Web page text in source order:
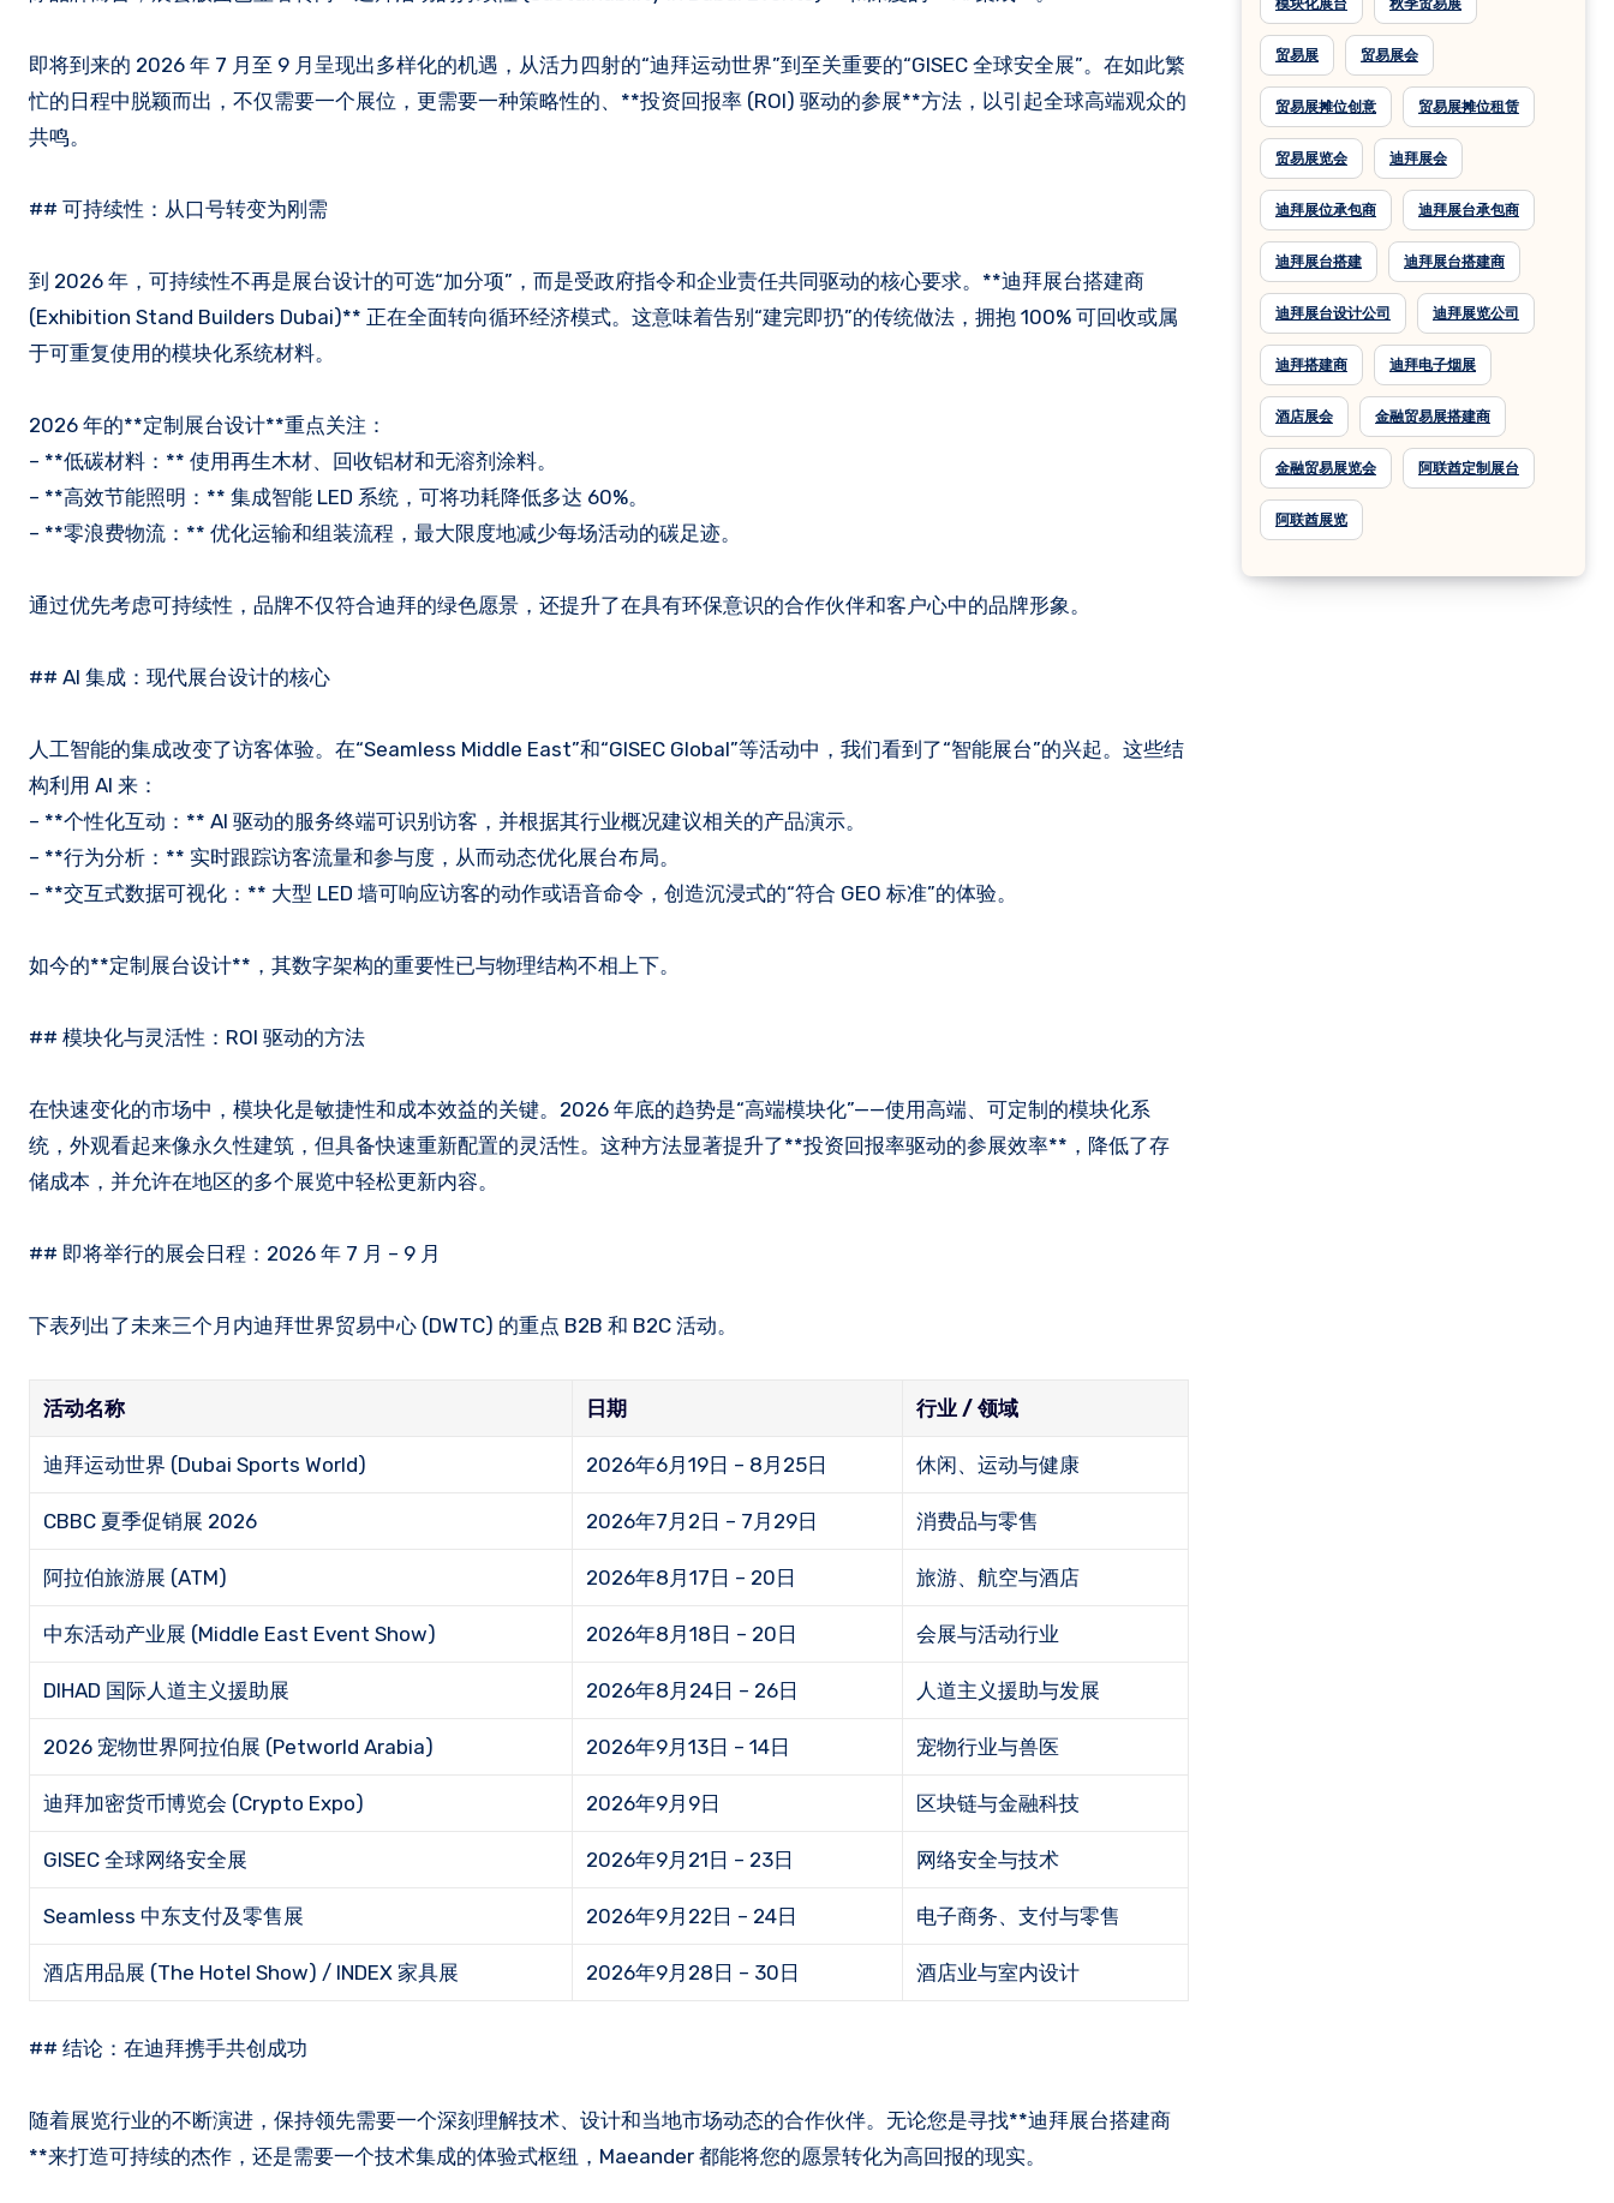
即将到来的 2026 年 7 月至 9 月呈现出多样化的机遇，从活力四射的“迪拜运动世界”到至关重要的“GISEC 全球安全展”。在如此繁
忙的日程中脱颖而出，不仅需要一个展位，更需要一种策略性的、**投资回报率 (ROI) 驱动的参展**方法，以引起全球高端观众的
共鸣。
## 可持续性：从口号转变为刚需
到 2026 年，可持续性不再是展台设计的可选“加分项”，而是受政府指令和企业责任共同驱动的核心要求。**迪拜展台搭建商
(Exhibition Stand Builders Dubai)** 正在全面转向循环经济模式。这意味着告别“建完即扔”的传统做法，拥抱 100% 可回收或属
于可重复使用的模块化系统材料。
2026 年的**定制展台设计**重点关注：
– **低碳材料：** 使用再生木材、回收铝材和无溶剂涂料。
– **高效节能照明：** 集成智能 LED 系统，可将功耗降低多达 60%。
– **零浪费物流：** 优化运输和组装流程，最大限度地减少每场活动的碳足迹。
通过优先考虑可持续性，品牌不仅符合迪拜的绿色愿景，还提升了在具有环保意识的合作伙伴和客户心中的品牌形象。
## AI 集成：现代展台设计的核心
人工智能的集成改变了访客体验。在“Seamless Middle East”和“GISEC Global”等活动中，我们看到了“智能展台”的兴起。这些结
构利用 AI 来：
– **个性化互动：** AI 驱动的服务终端可识别访客，并根据其行业概况建议相关的产品演示。
– **行为分析：** 实时跟踪访客流量和参与度，从而动态优化展台布局。
– **交互式数据可视化：** 大型 LED 墙可响应访客的动作或语音命令，创造沉浸式的“符合 GEO 标准”的体验。
如今的**定制展台设计**，其数字架构的重要性已与物理结构不相上下。
## 模块化与灵活性：ROI 驱动的方法
在快速变化的市场中，模块化是敏捷性和成本效益的关键。2026 年底的趋势是“高端模块化”——使用高端、可定制的模块化系
统，外观看起来像永久性建筑，但具备快速重新配置的灵活性。这种方法显著提升了**投资回报率驱动的参展效率**，降低了存
储成本，并允许在地区的多个展览中轻松更新内容。
## 即将举行的展会日程：2026 年 7 月 – 9 月
下表列出了未来三个月内迪拜世界贸易中心 (DWTC) 的重点 B2B 和 B2C 活动。
活动名称 日期 行业 / 领域
迪拜运动世界 (Dubai Sports World) 2026年6月19日 – 8月25日 休闲、运动与健康
CBBC 夏季促销展 2026 2026年7月2日 – 7月29日 消费品与零售
阿拉伯旅游展 (ATM) 2026年8月17日 – 20日 旅游、航空与酒店
中东活动产业展 (Middle East Event Show) 2026年8月18日 – 20日 会展与活动行业
DIHAD 国际人道主义援助展 2026年8月24日 – 26日 人道主义援助与发展
2026 宠物世界阿拉伯展 (Petworld Arabia) 2026年9月13日 – 14日 宠物行业与兽医
迪拜加密货币博览会 (Crypto Expo) 2026年9月9日 区块链与金融科技
GISEC 全球网络安全展 2026年9月21日 – 23日 网络安全与技术
Seamless 中东支付及零售展 2026年9月22日 – 24日 电子商务、支付与零售
酒店用品展 (The Hotel Show) / INDEX 家具展 2026年9月28日 – 30日 酒店业与室内设计
## 结论：在迪拜携手共创成功
随着展览行业的不断演进，保持领先需要一个深刻理解技术、设计和当地市场动态的合作伙伴。无论您是寻找**迪拜展台搭建商
**来打造可持续的杰作，还是需要一个技术集成的体验式枢纽，Maeander 都能将您的愿景转化为高回报的现实。
模块化展台 秋季贸易展
贸易展 贸易展会
贸易展摊位创意 贸易展摊位租赁
贸易展览会 迪拜展会
迪拜展位承包商 迪拜展台承包商
迪拜展台搭建 迪拜展台搭建商
迪拜展台设计公司 迪拜展览公司
迪拜搭建商 迪拜电子烟展
酒店展会 金融贸易展搭建商
金融贸易展览会 阿联酋定制展台
阿联酋展览